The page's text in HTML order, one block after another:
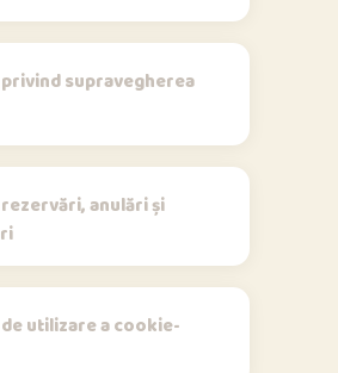
supravegherea
anulări și
utilizare a cookie-